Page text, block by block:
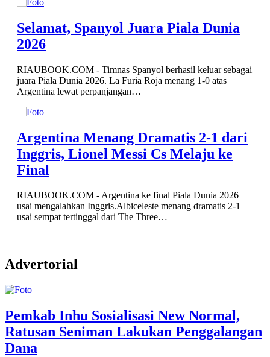
Selamat, Spanyol Juara Piala Dunia
2026
RIAUBOOK.COM - Timnas Spanyol berhasil keluar sebagai
juara Piala Dunia 2026. La Furia Roja menang 1-0 atas
Argentina lewat perpanjangan…
Advertorial
Pemkab Inhu Sosialisasi New Normal,
Ratusan Seniman Lakukan Penggalangan
Dana